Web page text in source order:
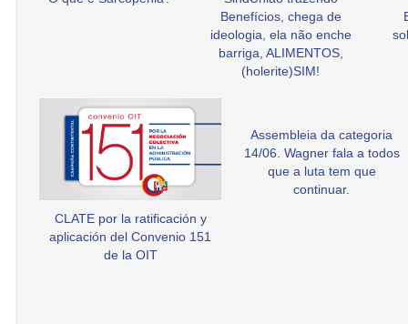
Benefícios, chega de
ideologia, ela não enche
barriga, ALIMENTOS,
(holerite)SIM!
CLATE por la ratificación y
aplicación del Convenio 151
de la OIT
Assembleia da categoria
14/06. Wagner fala a todos
que a luta tem que
continuar.